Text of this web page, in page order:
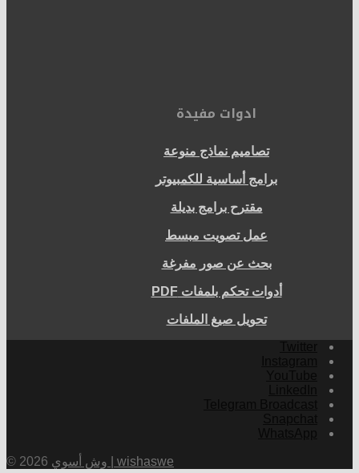
ادوات مفيدة
تصاميم نماذج منوعة
برامج أساسية للكمبيوتر
مقترح برامج بديلة
عمل تصويت مبسط
بحث عن صور مفرغة
أدوات تحكم بلمفات PDF
تحويل صيغ الملفات
© 2026 وش أسوي | wishaswe